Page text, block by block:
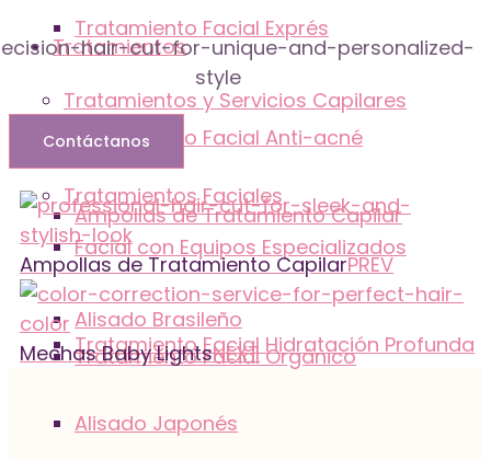
Tratamientos
Tratamientos Faciales
Tratamiento Facial Hidratación Profunda
Tratamientos y Servicios Capilares
Ampollas de Tratamiento Capilar
Alisado Brasileño
Alisado Japonés
Tratamiento Facial Exprés
Tratamiento Facial Anti-acné
Facial con Equipos Especializados
Tratamiento Facial Orgánico
Contáctanos
Ampollas de Tratamiento CapilarPREV
Mechas Baby LightsNEXT